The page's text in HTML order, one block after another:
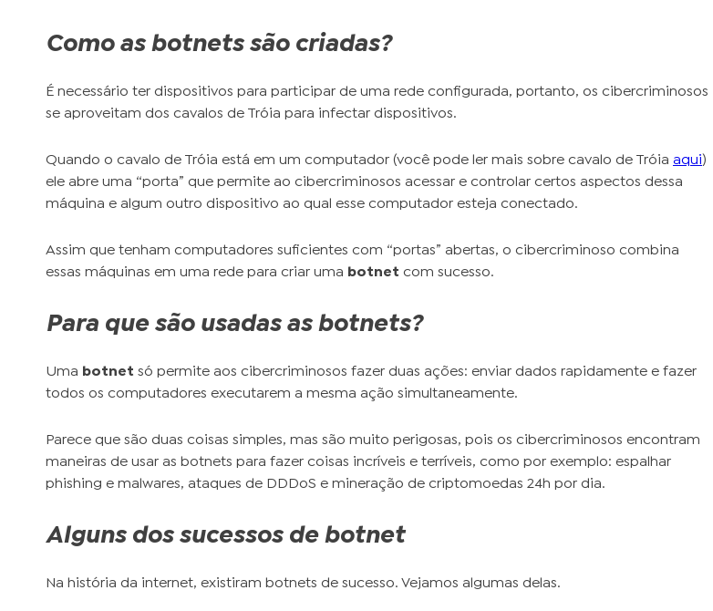
Como as botnets são criadas?
É necessário ter dispositivos para participar de uma rede configurada, portanto, os cibercriminosos
se aproveitam dos cavalos de Tróia para infectar dispositivos.
Quando o cavalo de Tróia está em um computador (você pode ler mais sobre cavalo de Tróia aqui)
ele abre uma “porta” que permite ao cibercriminosos acessar e controlar certos aspectos dessa
máquina e algum outro dispositivo ao qual esse computador esteja conectado.
Assim que tenham computadores suficientes com “portas” abertas, o cibercriminoso combina
essas máquinas em uma rede para criar uma
botnet com sucesso.
Para que são usadas as botnets?
Uma botnet só permite aos cibercriminosos fazer duas ações: enviar dados rapidamente e fazer
todos os computadores executarem a mesma ação simultaneamente.
Parece que são duas coisas simples, mas são muito perigosas, pois os cibercriminosos encontram
maneiras de usar as botnets para fazer coisas incríveis e terríveis, como por exemplo: espalhar
phishing e malwares, ataques de DDDoS e mineração de criptomoedas 24h por dia.
Alguns dos sucessos de botnet
Na história da internet, existiram botnets de sucesso. Vejamos algumas delas.